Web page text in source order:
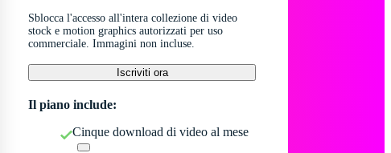
Sblocca l'accesso all'intera collezione di video
stock e motion graphics autorizzati per uso
commerciale. Immagini non incluse.
Iscriviti ora
Il piano include:
Cinque download di video al mese